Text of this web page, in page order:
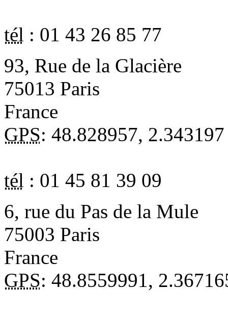
tél : 01 43 26 85 77
93, Rue de la Glacière
75013 Paris
France
GPS: 48.828957, 2.343197
tél : 01 45 81 39 09
6, rue du Pas de la Mule
75003 Paris
France
GPS: 48.8559991,